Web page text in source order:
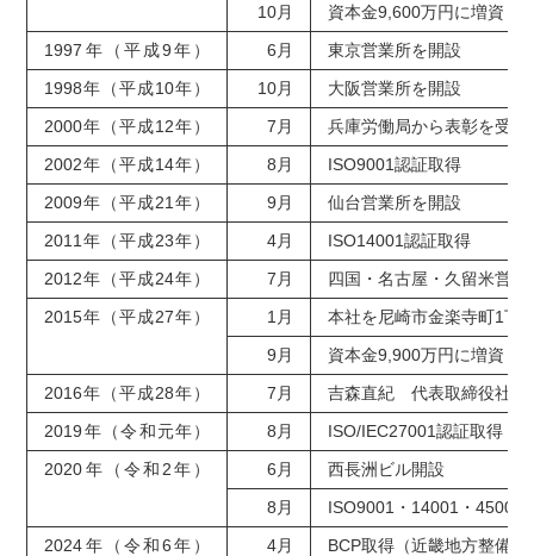
10月
資本金9,600万円に増資
1997年（平成9年）
6月
東京営業所を開設
1998年（平成10年）
10月
大阪営業所を開設
2000年（平成12年）
7月
兵庫労働局から表彰を受け
2002年（平成14年）
8月
ISO9001認証取得
2009年（平成21年）
9月
仙台営業所を開設
2011年（平成23年）
4月
ISO14001認証取得
2012年（平成24年）
7月
四国・名古屋・久留米営業
2015年（平成27年）
1月
本社を尼崎市金楽寺町1丁
9月
資本金9,900万円に増資
2016年（平成28年）
7月
吉森直紀 代表取締役社長
2019年（令和元年）
8月
ISO/IEC27001認証取得
2020年（令和2年）
6月
西長洲ビル開設
8月
ISO9001・14001・45001
2024年（令和6年）
4月 BCP取得（近畿地方整備